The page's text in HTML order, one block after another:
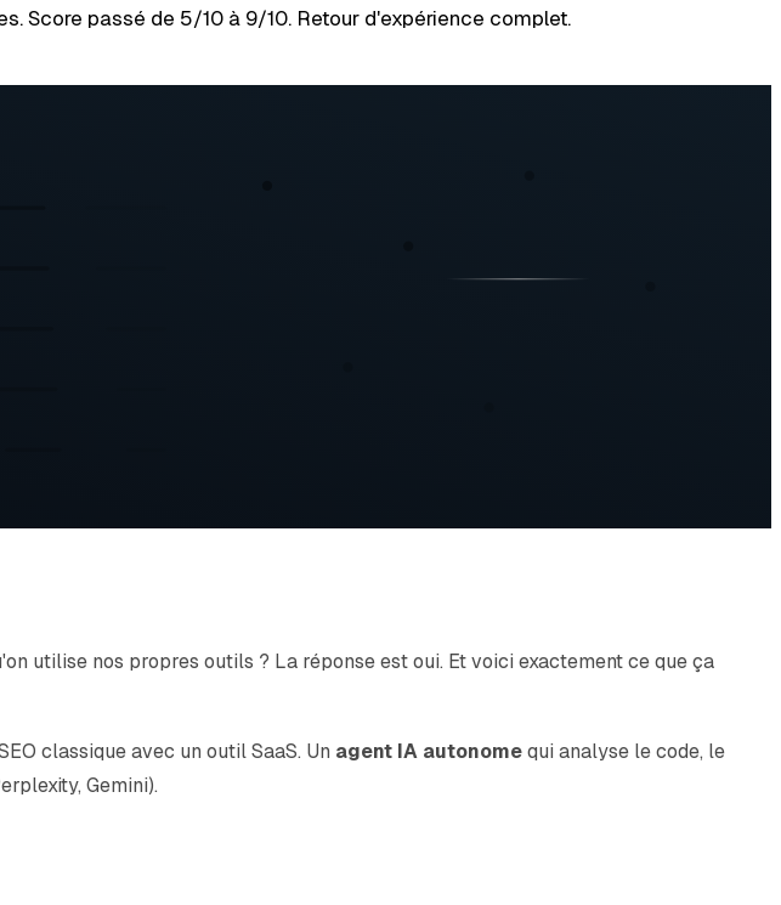
Score passé de 5/10 à 9/10. Retour d'expérience complet.
utilise nos propres outils ? La réponse est oui. Et voici exactement ce que ça
classique avec un outil SaaS. Un agent IA autonomequi analyse le code, le
Gemini).